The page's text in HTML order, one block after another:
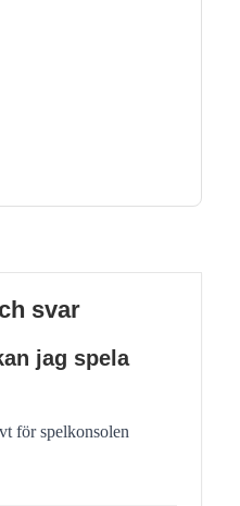
svar
jag spela
för spelkonsolen